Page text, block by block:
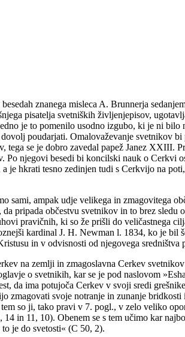
znanega misleca A. Brunnerja
pisatelja svetniških življenjepisov,
je to pomenilo usodno izgubo, ki je ni
poudarjati. Omalovaževanje svetnikov
tega se je dobro zavedal papež Janez
njegovi besedi bi koncilski nauk o
je hkrati tesno zedinjen tudi s Cerkvijo na
sami, ampak udje velikega in zmagovitega
pripada občestvu svetnikov in to brez
pravičnih, ki so že prišli do veličastnega
kardinal J. H. Newman l. 1834, ko je bil
in v odvisnosti od njegovega sredništva
na zemlji in zmagoslavna Cerkev
o svetnikih, kar se je pod naslovom
da ima potujoča Cerkev v svoji sredi
zmagovati svoje notranje in zunanje
so ji, tako pravi v 7. pogl., v zelo veliko
in 11, 10). Obenem se s tem učimo kar
je do svetosti« (C 50, 2).